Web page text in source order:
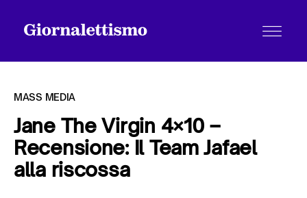
Tutti gli articoli
MASS MEDIA
Jane The Virgin 4×10 –
Recensione: Il Team Jafael
alla riscossa